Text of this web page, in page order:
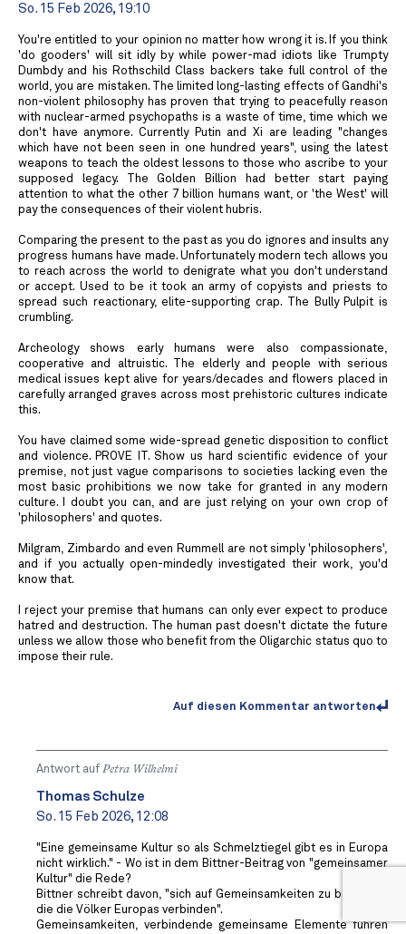
So. 15 Feb 2026, 19:10
You're entitled to your opinion no matter how wrong it is. If you think
'do gooders' will sit idly by while power-mad idiots like Trumpty
Dumbdy and his Rothschild Class backers take full control of the
world, you are mistaken. The limited long-lasting effects of Gandhi's
non-violent philosophy has proven that trying to peacefully reason
with nuclear-armed psychopaths is a waste of time, time which we
don't have anymore. Currently Putin and Xi are leading "changes
which have not been seen in one hundred years", using the latest
weapons to teach the oldest lessons to those who ascribe to your
supposed legacy. The Golden Billion had better start paying
attention to what the other 7 billion humans want, or 'the West' will
pay the consequences of their violent hubris.
Comparing the present to the past as you do ignores and insults any
progress humans have made. Unfortunately modern tech allows you
to reach across the world to denigrate what you don't understand
or accept. Used to be it took an army of copyists and priests to
spread such reactionary, elite-supporting crap. The Bully Pulpit is
crumbling.
Archeology shows early humans were also compassionate,
cooperative and altruistic. The elderly and people with serious
medical issues kept alive for years/decades and flowers placed in
carefully arranged graves across most prehistoric cultures indicate
this.
You have claimed some wide-spread genetic disposition to conflict
and violence. PROVE IT. Show us hard scientific evidence of your
premise, not just vague comparisons to societies lacking even the
most basic prohibitions we now take for granted in any modern
culture. I doubt you can, and are just relying on your own crop of
'philosophers' and quotes.
Milgram, Zimbardo and even Rummell are not simply 'philosophers',
and if you actually open-mindedly investigated their work, you'd
know that.
I reject your premise that humans can only ever expect to produce
hatred and destruction. The human past doesn't dictate the future
unless we allow those who benefit from the Oligarchic status quo to
impose their rule.
Auf diesen Kommentar antworten
Antwort auf Petra Wilhelmi
Thomas Schulze
So. 15 Feb 2026, 12:08
"Eine gemeinsame Kultur so als Schmelztiegel gibt es in Europa
nicht wirklich." - Wo ist in dem Bittner-Beitrag von "gemeinsamer
Kultur" die Rede?
Bittner schreibt davon, "sich auf Gemeinsamkeiten zu besinnen,
die die Völker Europas verbinden".
Gemeinsamkeiten, verbindende gemeinsame Elemente führen